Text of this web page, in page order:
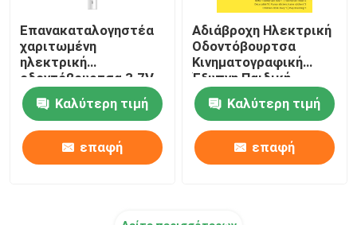
Επανακαταλογηστέα
χαριτωμένη
ηλεκτρική
οδοντόβουρτσα 3.7V
παιδιών αδιάβροχη με
4 τρόπουςΚαλύτερη τιμή
επαφή
Αδιάβροχη Ηλεκτρική
Οδοντόβουρτσα
Κινηματογραφική
Έξυπνη Παιδική
Οδοντόβουρτσα
Αυτοματοποιημένη
Οδοντόβουρτσα
Καλύτερη τιμή
επαφή